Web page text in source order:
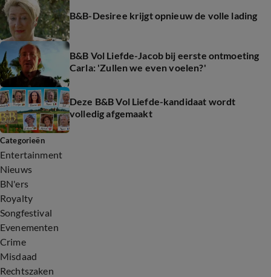
B&B-Desiree krijgt opnieuw de volle lading
B&B Vol Liefde-Jacob bij eerste ontmoeting
Carla: 'Zullen we even voelen?'
Deze B&B Vol Liefde-kandidaat wordt
volledig afgemaakt
Categorieën
Entertainment
Nieuws
BN'ers
Royalty
Songfestival
Evenementen
Crime
Misdaad
Rechtszaken